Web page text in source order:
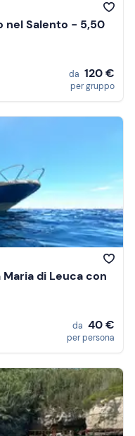
nel Salento - 5,50
da 120 €
per gruppo
di Leuca con
da 40 €
per persona